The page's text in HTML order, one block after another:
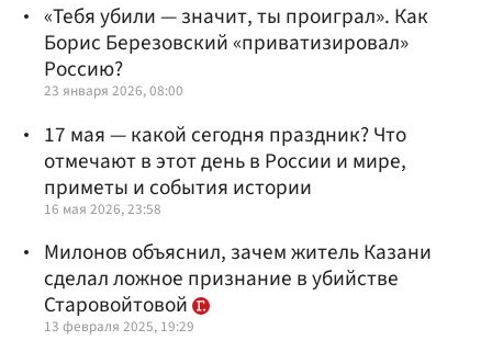
«Тебя убили — значит, ты проиграл». Как
Борис Березовский «приватизировал»
Россию?
23 января 2026, 08:00
17 мая — какой сегодня праздник? Что
отмечают в этот день в России и мире,
приметы и события истории
16 мая 2026, 23:58
Милонов объяснил, зачем житель Казани
сделал ложное признание в убийстве
Старовойтовой
13 февраля 2025, 19:29